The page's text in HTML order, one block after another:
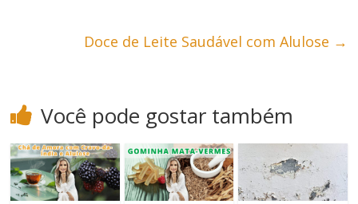
Doce de Leite Saudável com Alulose →
Você pode gostar também